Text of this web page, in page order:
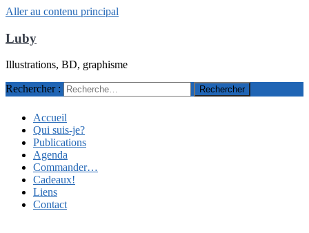
Aller au contenu principal
Luby
Illustrations, BD, graphisme
Rechercher :
Accueil
Qui suis-je?
Publications
Agenda
Commander…
Cadeaux!
Liens
Contact